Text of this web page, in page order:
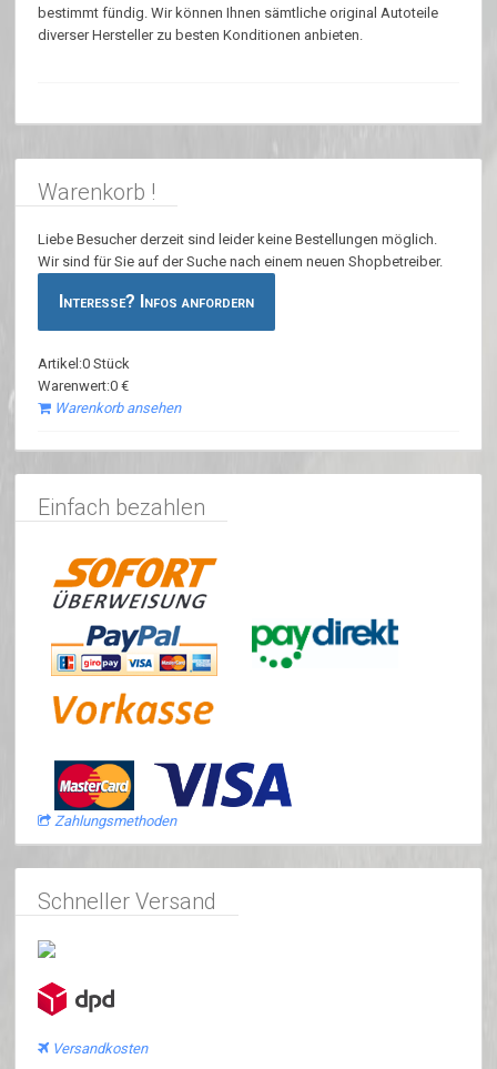
bestimmt fündig. Wir können Ihnen sämtliche original Autoteile
diverser Hersteller zu besten Konditionen anbieten.
Warenkorb !
Liebe Besucher derzeit sind leider keine Bestellungen möglich.
Wir sind für Sie auf der Suche nach einem neuen Shopbetreiber.
Interesse? Infos anfordern
Artikel:0 Stück
Warenwert:0 €
Warenkorb ansehen
Einfach bezahlen
Zahlungsmethoden
Schneller Versand
Versandkosten